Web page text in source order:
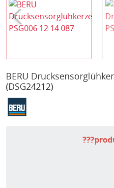
BERU
(DSG24212)